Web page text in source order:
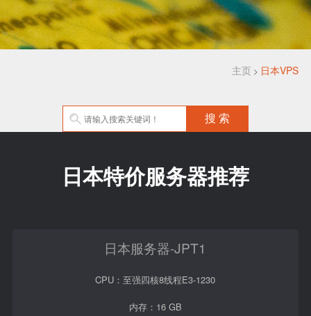
主页 > 日本VPS
日本特价服务器推荐
日本服务器-JPT1
CPU：至强四核8线程E3-1230
内存：16 GB